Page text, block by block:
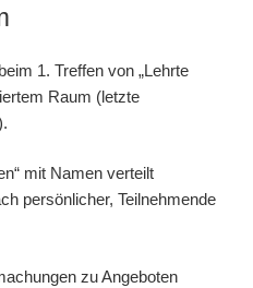
1. Treffen von „Lehrte
Raum (letzte
mit Namen verteilt
persönlicher, Teilnehmende
zu Angeboten